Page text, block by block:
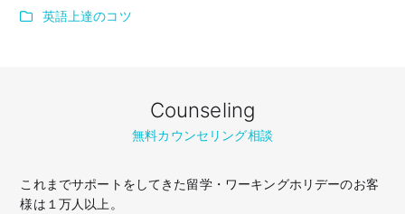
英語上達のコツ
Counseling
無料カウンセリング相談
これまでサポートをしてきた留学・ワーキングホリデーのお客
様は１万人以上。